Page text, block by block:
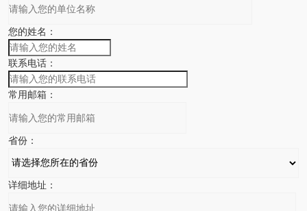
您的姓名：
联系电话：
常用邮箱：
省份：
详细地址：